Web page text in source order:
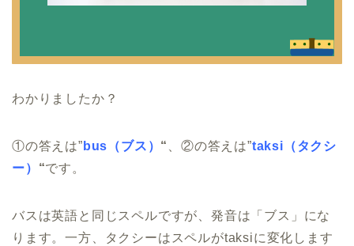
わかりましたか？
①の答えは” bus（ブス） “ 、②の答えは”taksi（タクシ
ー） “です。
バスは英語と同じスペルですが、発音は「ブス」にな
ります。一方、タクシーはスペルがtaksiに変化します